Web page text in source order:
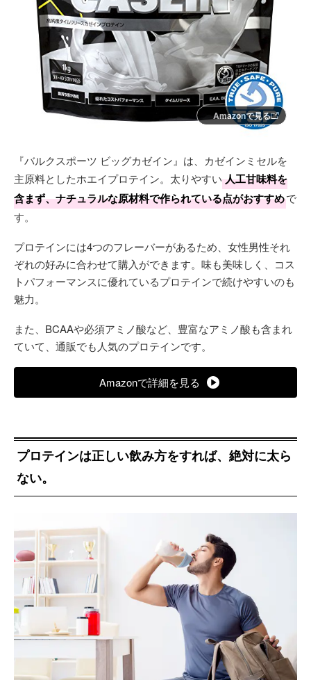
Amazonで見る
『バルクスポーツ ビッグカゼイン』は、カゼインミセルを
主原料としたホエイプロテイン。太りやすい 人工甘味料を
含まず、ナチュラルな原材料で作られている点がおすすめで
す。
プロテインには4つのフレーバーがあるため、女性男性それ
ぞれの好みに合わせて購入ができます。味も美味しく、コス
トパフォーマンスに優れているプロテインで続けやすいのも
魅力。
また、BCAAや必須アミノ酸など、豊富なアミノ酸も含まれ
ていて、通販でも人気のプロテインです。
Amazonで詳細を見る
プロテインは正しい飲み方をすれば、絶対に太ら
ない。